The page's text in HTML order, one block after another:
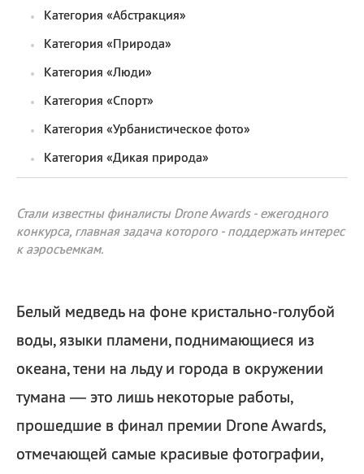
Категория «Абстракция»
Категория «Природа»
Категория «Люди»
Категория «Спорт»
Категория «Урбанистическое фото»
Категория «Дикая природа»
Стали известны финалисты Drone Awards - ежегодного
конкурса, главная задача которого - поддержать интерес
к аэросъемкам.
Белый медведь на фоне кристально-голубой
воды, языки пламени, поднимающиеся из
океана, тени на льду и города в окружении
тумана — это лишь некоторые работы,
прошедшие в финал премии Drone Awards,
отмечающей самые красивые фотографии,